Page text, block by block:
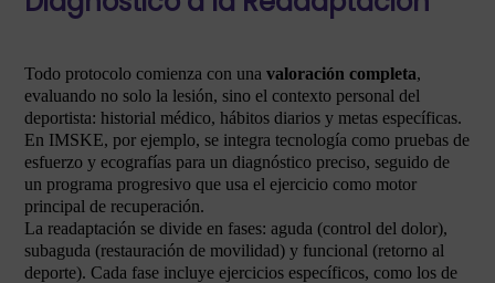
Todo protocolo comienza con una valoración completa,
evaluando no solo la lesión, sino el contexto personal del
deportista: historial médico, hábitos diarios y metas específicas.
En IMSKE, por ejemplo, se integra tecnología como pruebas de
esfuerzo y ecografías para un diagnóstico preciso, seguido de
un programa progresivo que usa el ejercicio como motor
principal de recuperación.
La readaptación se divide en fases: aguda (control del dolor),
subaguda (restauración de movilidad) y funcional (retorno al
deporte). Cada fase incluye ejercicios específicos, como los de